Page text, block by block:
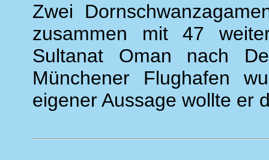
Zwei
zusammen mit 47
Sultanat Oman nach
Münchener Flughafen
eigener Aussage wollte er